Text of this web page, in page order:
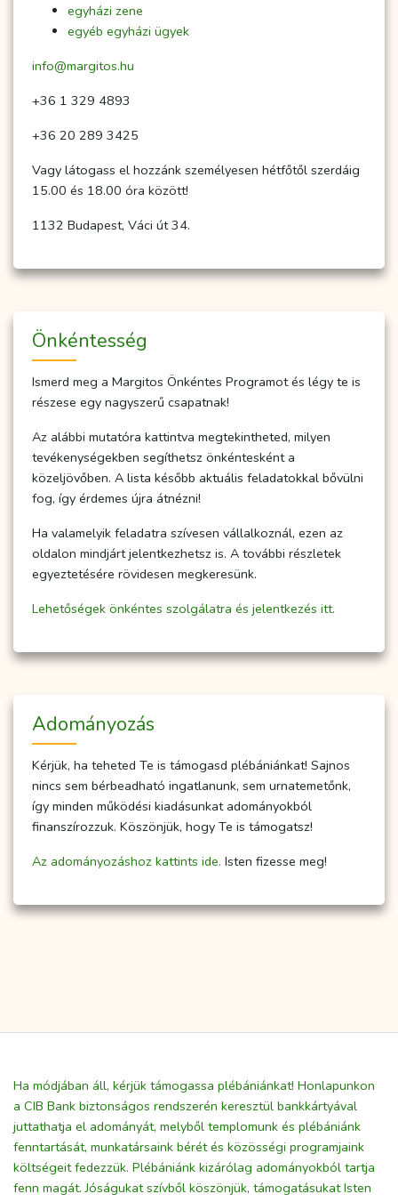
egyházi zene
egyéb egyházi ügyek
info@margitos.hu
+36 1 329 4893
+36 20 289 3425
Vagy látogass el hozzánk személyesen hétfőtől szerdáig
15.00 és 18.00 óra között!
1132 Budapest, Váci út 34.
Önkéntesség
Ismerd meg a Margitos Önkéntes Programot és légy te is
részese egy nagyszerű csapatnak!
Az alábbi mutatóra kattintva megtekintheted, milyen
tevékenységekben segíthetsz önkéntesként a
közeljövőben. A lista később aktuális feladatokkal bővülni
fog, így érdemes újra átnézni!
Ha valamelyik feladatra szívesen vállalkoznál, ezen az
oldalon mindjárt jelentkezhetsz is. A további részletek
egyeztetésére rövidesen megkeresünk.
Lehetőségek önkéntes szolgálatra és jelentkezés itt.
Adományozás
Kérjük, ha teheted Te is támogasd plébániánkat! Sajnos
nincs sem bérbeadható ingatlanunk, sem urnatemetőnk,
így minden működési kiadásunkat adományokból
finanszírozzuk. Köszönjük, hogy Te is támogatsz!
Az adományozáshoz kattints ide. Isten fizesse meg!
Ha módjában áll, kérjük támogassa plébániánkat! Honlapunkon
a CIB Bank biztonságos rendszerén keresztül bankkártyával
juttathatja el adományát, melyből templomunk és plébániánk
fenntartását, munkatársaink bérét és közösségi programjaink
költségeit fedezzük. Plébániánk kizárólag adományokból tartja
fenn magát. Jóságukat szívből köszönjük, támogatásukat Isten